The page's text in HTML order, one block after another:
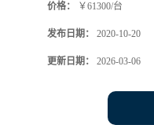
价格： ￥61300/台
发布日期： 2020-10-20
更新日期： 2026-03-06